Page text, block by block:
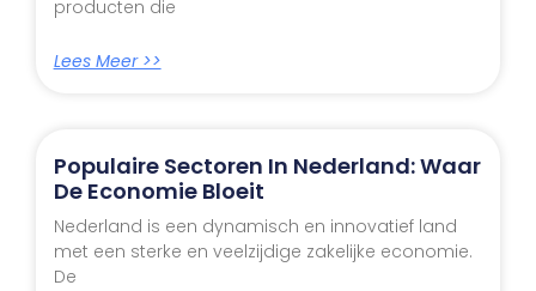
producten die
Lees Meer >>
Populaire Sectoren In Nederland: Waar
De Economie Bloeit
Nederland is een dynamisch en innovatief land
met een sterke en veelzijdige zakelijke economie.
De